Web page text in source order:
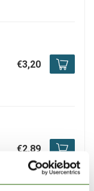
€3,20
€2,89